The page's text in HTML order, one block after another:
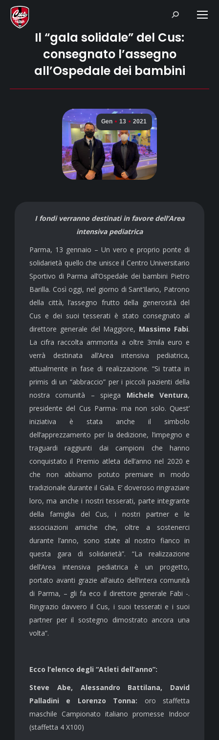
Search:
Il “gala solidale” del Cus:
consegnato l’assegno
all’Ospedale dei bambini
Gen 13 2021
I fondi verranno destinati in favore dell’Area
intensiva pediatrica
Parma, 13 gennaio – Un vero e proprio ponte di
solidarietà quello che unisce il Centro Universitario
Sportivo di Parma all’Ospedale dei bambini Pietro
Barilla. Così oggi, nel giorno di Sant’Ilario, Patrono
della città, l’assegno frutto della generosità del
Cus e dei suoi tesserati è stato consegnato al
direttore generale del Maggiore, Massimo Fabi.
La cifra raccolta ammonta a oltre 3mila euro e
verrà destinata all’Area intensiva pediatrica,
attualmente in fase di realizzazione. “Si tratta in
primis di un “abbraccio” per i piccoli pazienti della
nostra comunità – spiega Michele Ventura,
presidente del Cus Parma- ma non solo. Quest’
iniziativa è stata anche il simbolo
dell’apprezzamento per la dedizione, l’impegno e
traguardi raggiunti dai campioni che hanno
conquistato il Premio atleta dell’anno nel 2020 e
che non abbiamo potuto premiare in modo
tradizionale durante il Gala. E’ doveroso ringraziare
loro, ma anche i nostri tesserati, parte integrante
della famiglia del Cus, i nostri partner e le
associazioni amiche che, oltre a sostenerci
durante l’anno, sono state al nostro fianco in
questa gara di solidarietà”. “La realizzazione
dell’Area intensiva pediatrica è un progetto,
portato avanti grazie all’aiuto dell’intera comunità
di Parma, – gli fa eco il direttore generale Fabi -.
Ringrazio davvero il Cus, i suoi tesserati e i suoi
partner per il sostegno dimostrato ancora una
volta”.
Ecco l’elenco degli “Atleti dell’anno”:
Steve Abe, Alessandro Battilana, David
Palladini e Lorenzo Tonna: oro staffetta
maschile Campionato italiano promesse Indoor
(staffetta 4 X100)